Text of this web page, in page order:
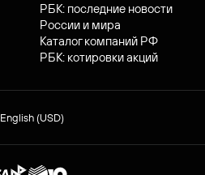
РБК: последние новости
России и мира
Каталог компаний РФ
РБК: котировки акций
English (USD)